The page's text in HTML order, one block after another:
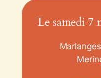
Le samedi 7